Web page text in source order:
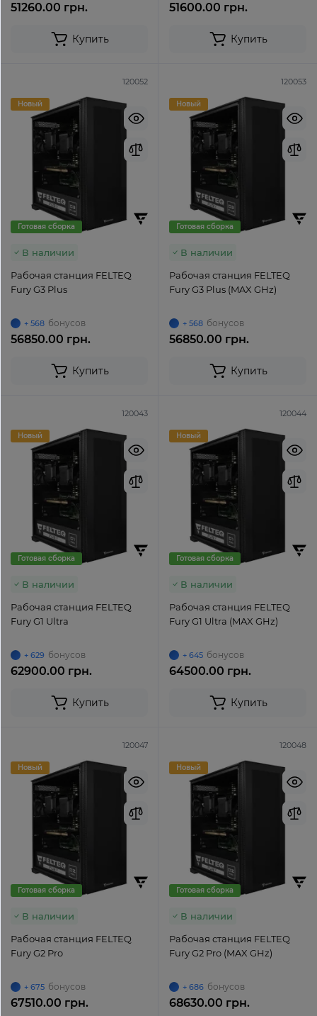
51260.00 грн.
Купить
51600.00 грн.
Купить
120052
Новый
Готовая сборка
В наличии
Рабочая станция FELTEQ
Fury G3 Plus
+ 568 бонусов
56850.00 грн.
Купить
120053
Новый
Готовая сборка
В наличии
Рабочая станция FELTEQ
Fury G3 Plus (MAX GHz)
+ 568 бонусов
56850.00 грн.
Купить
120043
Новый
Готовая сборка
В наличии
Рабочая станция FELTEQ
Fury G1 Ultra
+ 629 бонусов
62900.00 грн.
Купить
120044
Новый
Готовая сборка
В наличии
Рабочая станция FELTEQ
Fury G1 Ultra (MAX GHz)
+ 645 бонусов
64500.00 грн.
Купить
120047
Новый
Готовая сборка
В наличии
Рабочая станция FELTEQ
Fury G2 Pro
+ 675 бонусов
67510.00 грн.
120048
Новый
Готовая сборка
В наличии
Рабочая станция FELTEQ
Fury G2 Pro (MAX GHz)
+ 686 бонусов
68630.00 грн.